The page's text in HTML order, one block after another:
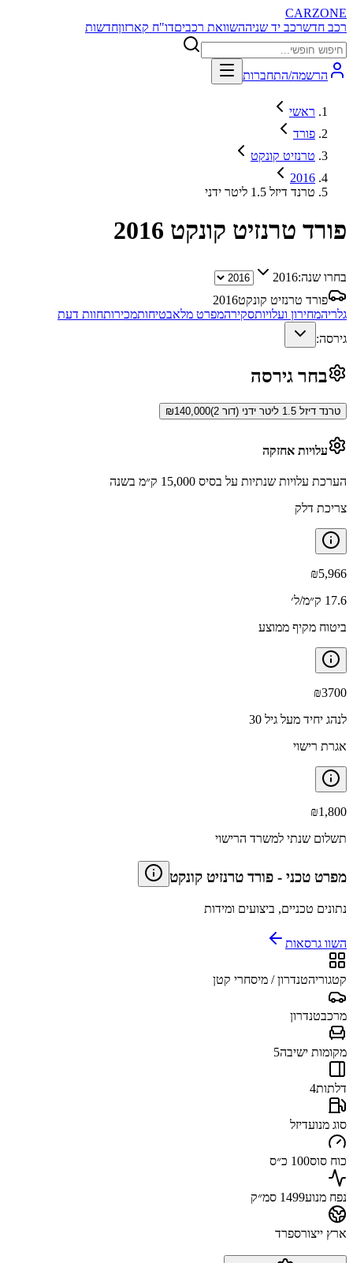
CARZONE
רכב חדשרכב יד שניההשוואת רכביםדו"ח קארזוןחדשות
הרשמה/התחברות
ראשי
פורד
טרנזיט קונקט
2016
טרנד דיזל 1.5 ליטר ידני
פורד טרנזיט קונקט 2016
בחרו שנה:2016
פורד טרנזיט קונקט2016
גלריהמחירון ועלויותסקירהמפרט מלאבטיחותמכירותחוות דעת
גירסה:
בחר גירסה
טרנד דיזל 1.5 ליטר ידני (דור 2) ₪140,000
עלויות אחזקה
הערכת עלויות שנתיות על בסיס 15,000 ק״מ בשנה
צריכת דלק
₪5,966
17.6 ק״מ/ל׳
ביטוח מקיף ממוצע
₪3700
לנהג יחיד מעל גיל 30
אגרת רישוי
₪1,800
תשלום שנתי למשרד הרישוי
מפרט טכני - פורד טרנזיט קונקט
נתונים טכניים, ביצועים ומידות
השוו גרסאות
קטגוריהטנדרון / מיסחרי קטן
מרכבטנדרון
מקומות ישיבה5
דלתות4
סוג מנועדיזל
כוח סוס100 כ״ס
נפח מנוע1499 סמ״ק
ארץ ייצורספרד